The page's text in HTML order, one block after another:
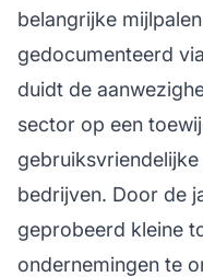
belangrijke
gedocumenteerd
duidt de
sector op een
bedrijven. Door de
geprobeerd kleine
ondernemingen te